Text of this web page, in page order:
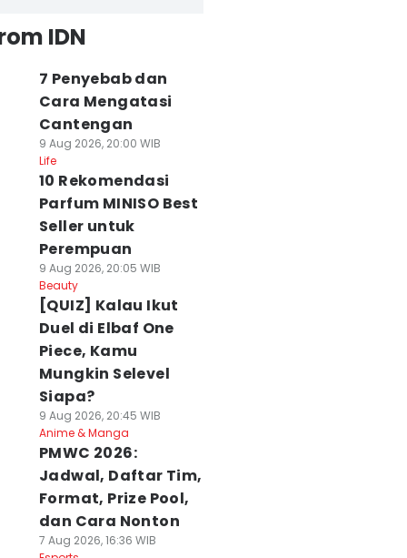
IDN
7 Penyebab dan
Cara Mengatasi
Cantengan
9 Aug 2026, 20:00 WIB
Life
10 Rekomendasi
Parfum MINISO Best
Seller untuk
Perempuan
9 Aug 2026, 20:05 WIB
Beauty
[QUIZ] Kalau Ikut
Duel di Elbaf One
Piece, Kamu
Mungkin Selevel
Siapa?
9 Aug 2026, 20:45 WIB
Anime & Manga
PMWC 2026:
Jadwal, Daftar Tim,
Format, Prize Pool,
dan Cara Nonton
7 Aug 2026, 16:36 WIB